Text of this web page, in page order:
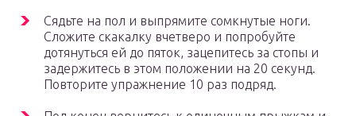
Сядьте на пол и выпрямите сомкнутые ноги.
Сложите скакалку вчетверо и попробуйте
дотянуться ей до пяток, зацепитесь за стопы и
задержитесь в этом положении на 20 секунд.
Повторите упражнение 10 раз подряд.